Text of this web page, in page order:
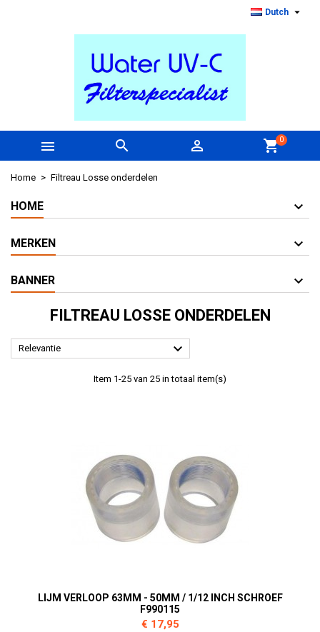
Dutch 
   shopping_cart0
Home Filtreau Losse onderdelen
HOME
MERKEN
BANNER
FILTREAU LOSSE ONDERDELEN
Relevantie 
Item 1-25 van 25 in totaal item(s)
LIJM VERLOOP 63MM - 50MM / 1/12 INCH SCHROEF
F990115
Prijs
€ 17,95